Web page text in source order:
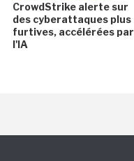
CrowdStrike alerte sur
des cyberattaques plus
furtives, accélérées par
l'IA